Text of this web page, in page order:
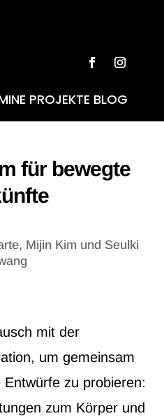
PROJEKTE BLOG
für bewegte
Mijin Kim und Seulki
mit der
um gemeinsam
zu probieren:
zum Körper und